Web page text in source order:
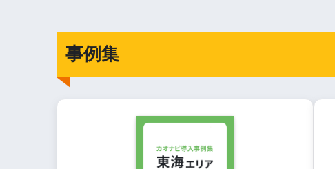
事例集